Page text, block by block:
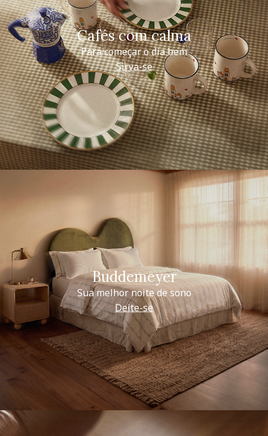
Cafés com calma
Para começar o dia bem
Sirva-se
Buddemeyer
Sua melhor noite de sono
Deite-se